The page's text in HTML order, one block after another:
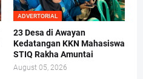
ADVERTORIAL
23 Desa di Awayan
Kedatangan KKN Mahasiswa
STIQ Rakha Amuntai
August 05, 2026